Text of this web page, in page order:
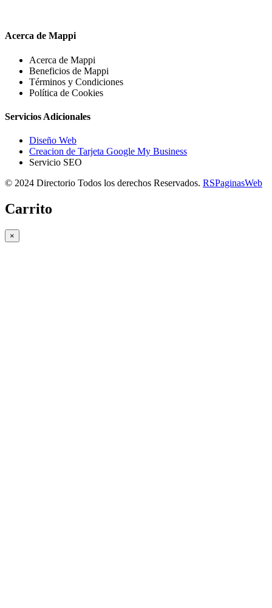
Acerca de Mappi
Acerca de Mappi
Beneficios de Mappi
Términos y Condiciones
Política de Cookies
Servicios Adicionales
Diseño Web
Creacion de Tarjeta Google My Business
Servicio SEO
© 2024 Directorio Todos los derechos Reservados. RSPaginasWeb
Carrito
×